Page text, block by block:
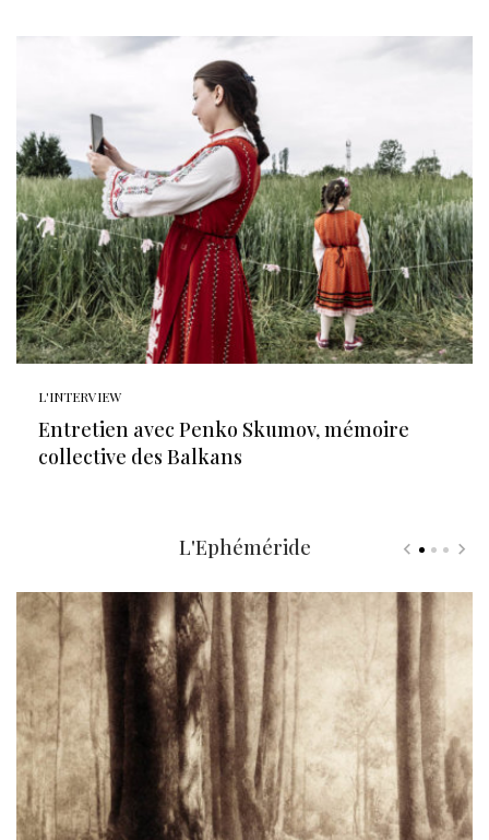
L'INTERVIEW
Entretien avec Penko Skumov, mémoire
collective des Balkans
L'Ephéméride